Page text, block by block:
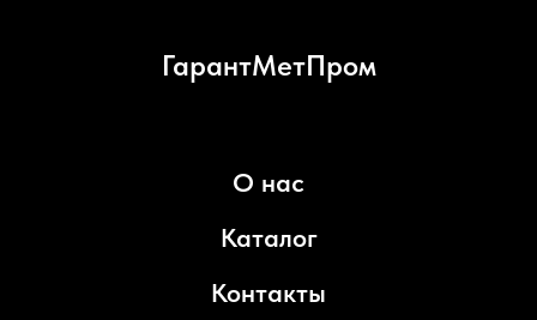
ГарантМетПром
О нас
Каталог
Контакты